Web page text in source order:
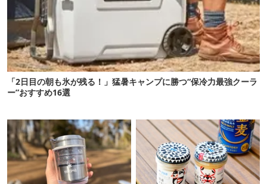
「2日目の朝も氷が残る！」猛暑キャンプに勝つ“保冷力最強クーラ
ー”おすすめ16選